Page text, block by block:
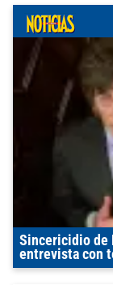
Sincericidio de
entrevista con